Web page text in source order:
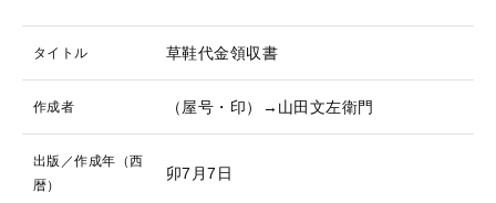
タイトル 草鞋代金領収書
作成者 （屋号・印）→山田文左衛門
出版／作成年（西
暦）
卯7月7日